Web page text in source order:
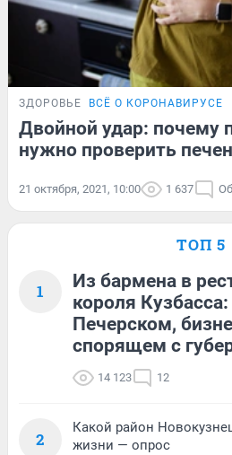
ЗДОРОВЬЕ ВСЁ О КОРОНАВИРУСЕ
Двойной удар: почему
нужно проверить
21 октября, 2021, 10:00 1 637
ТОП 5
1
Из бармена в
короля
Печерском,
спорящем с
14 123 12
2
Какой район
жизни — опрос